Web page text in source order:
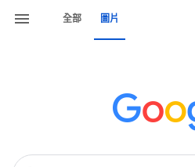
全部 圖片